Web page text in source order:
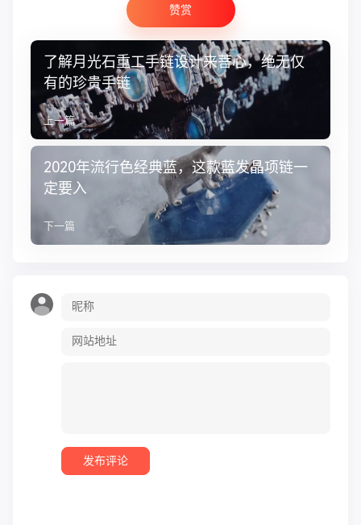
赞赏
了解月光石重工手链设计来菩心，绝无仅
有的珍贵手链
上一篇
2020年流行色经典蓝，这款蓝发晶项链一
定要入
下一篇